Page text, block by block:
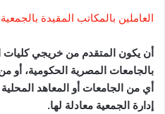
العاملين بالمكاتب المقيدة بالجمعية
أن يكون المتقدم من خريجي كليات
بالجامعات المصرية الحكومية، أو
أي من الجامعات أو المعاهد
إدارة الجمعية معادلة لها.